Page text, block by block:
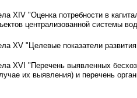
XIV "Оценка потребности в
централизованной системы
XV "Целевые показатели
XVI "Перечень выявленных
их выявления) и перечень